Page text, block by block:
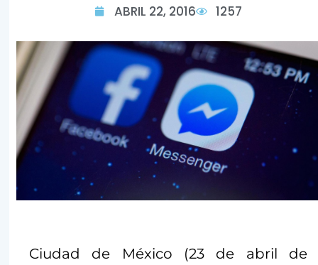
ABRIL 22, 2016 1257
Ciudad de México (23 de abril de